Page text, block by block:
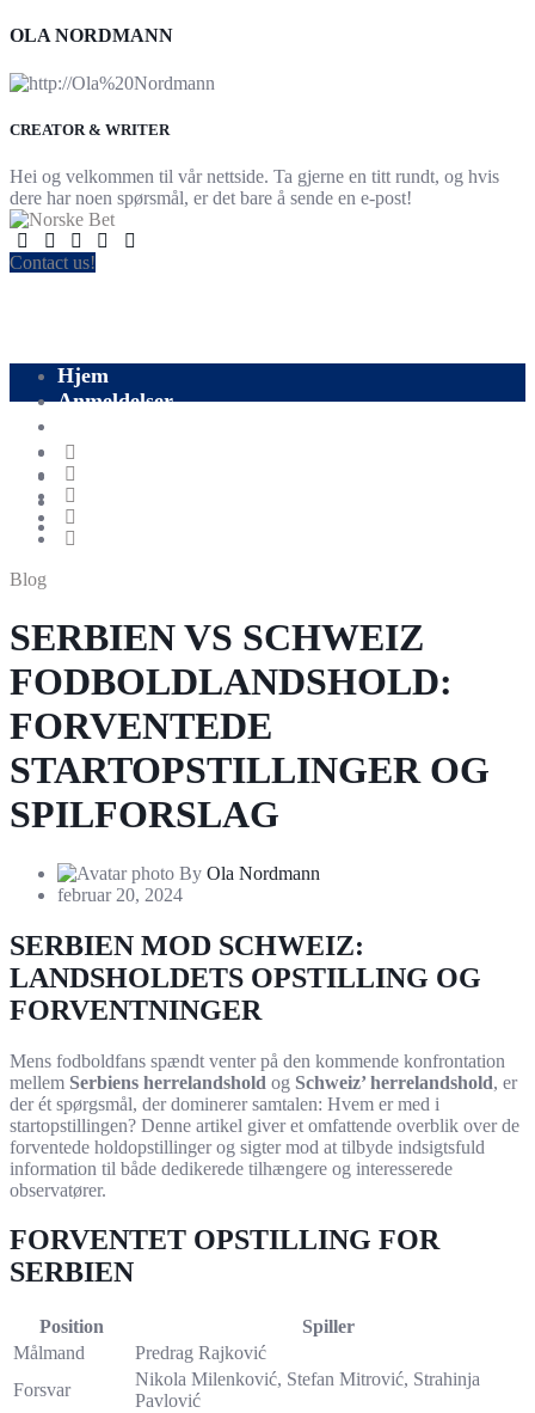
OLA NORDMANN
CREATOR & WRITER
Hei og velkommen til vår nettside. Ta gjerne en titt rundt, og hvis
dere har noen spørsmål, er det bare å sende en e-post!
Contact us!
Hjem
Anmeldelser
Å satse
Sport
Fotball
Kontakt oss
Blog
SERBIEN VS SCHWEIZ
FODBOLDLANDSHOLD:
FORVENTEDE
STARTOPSTILLINGER OG
SPILFORSLAG
By Ola Nordmann
februar 20, 2024
SERBIEN MOD SCHWEIZ:
LANDSHOLDETS OPSTILLING OG
FORVENTNINGER
Mens fodboldfans spændt venter på den kommende konfrontation
mellem Serbiens herrelandshold og Schweiz’ herrelandshold, er
der ét spørgsmål, der dominerer samtalen: Hvem er med i
startopstillingen? Denne artikel giver et omfattende overblik over de
forventede holdopstillinger og sigter mod at tilbyde indsigtsfuld
information til både dedikerede tilhængere og interesserede
observatører.
FORVENTET OPSTILLING FOR
SERBIEN
Position
Spiller
Målmand
Predrag Rajković
Forsvar
Nikola Milenković, Stefan Mitrović, Strahinja
Pavlović